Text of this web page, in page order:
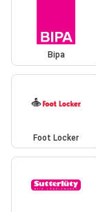
Bipa
Foot Locker